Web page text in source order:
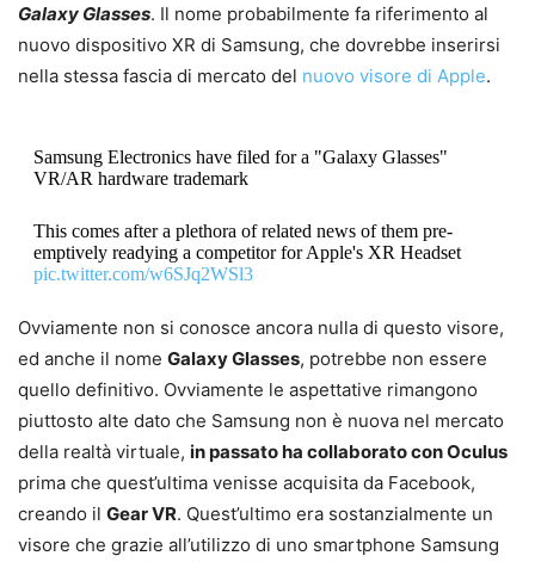
Galaxy Glasses. Il nome probabilmente fa riferimento al
nuovo dispositivo XR di Samsung, che dovrebbe inserirsi
nella stessa fascia di mercato del nuovo visore di Apple.
Samsung Electronics have filed for a "Galaxy Glasses"
VR/AR hardware trademark
This comes after a plethora of related news of them pre-
emptively readying a competitor for Apple's XR Headset
pic.twitter.com/w6SJq2WSl3
— Brad Lynch (@SadlyItsBradley)February 27, 2023
Ovviamente non si conosce ancora nulla di questo visore,
ed anche il nome Galaxy Glasses, potrebbe non essere
quello definitivo. Ovviamente le aspettative rimangono
piuttosto alte dato che Samsung non è nuova nel mercato
della realtà virtuale, in passato ha collaborato con Oculus
prima che quest’ultima venisse acquisita da Facebook,
creando il Gear VR. Quest’ultimo era sostanzialmente un
visore che grazie all’utilizzo di uno smartphone Samsung